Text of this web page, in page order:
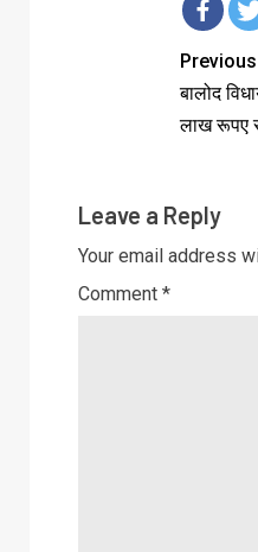
Previous
बालोद
लाख रूपए
Leave a Reply
Your email address
Comment *